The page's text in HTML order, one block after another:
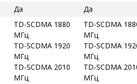
Да
Да
TD-SCDMA 1880
МГц
TD-SCDMA 1920
МГц
TD-SCDMA 2010
МГц
TD-SCDMA
МГц
TD-SCDMA
МГц
TD-SCDMA
МГц